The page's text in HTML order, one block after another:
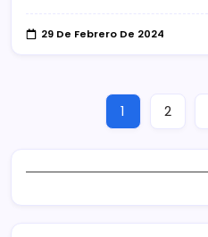
29 De Febrero De 2024
1 2